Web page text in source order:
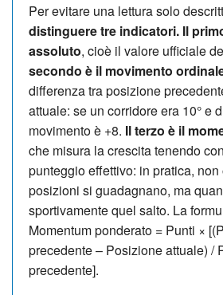
Per evitare una lettura solo
distinguere tre indicatori. Il
assoluto, cioè il valore ufficiale
secondo è il movimento
differenza tra posizione
attuale: se un corridore era 10° e
movimento è +8. Il terzo è il
che misura la crescita tenendo
punteggio effettivo: in pratica,
posizioni si guadagnano, ma
sportivamente quel salto. La
Momentum ponderato = Punti ×
precedente – Posizione attuale) /
precedente].